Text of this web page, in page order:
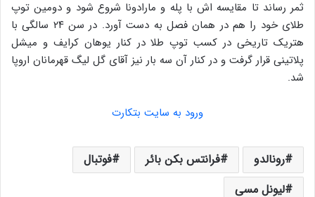
ثمر رساند تا مقایسه اش با پله و مارادونا شروع شود و دومین توپ
طلای خود را هم در همان فصل به دست آورد. در سن ۲۴ سالگی با
هتریک تاریخی در کسب توپ طلا در کنار یوهان کرایف و میشل
پلاتینی قرار گرفت و در کنار آن سه بار نیز آقای گل لیگ قهرمانان اروپا
شد.
ورود به سایت بتکارت
رونالدو فرانتس بکن بائر
فوتبال
لیونل مسی